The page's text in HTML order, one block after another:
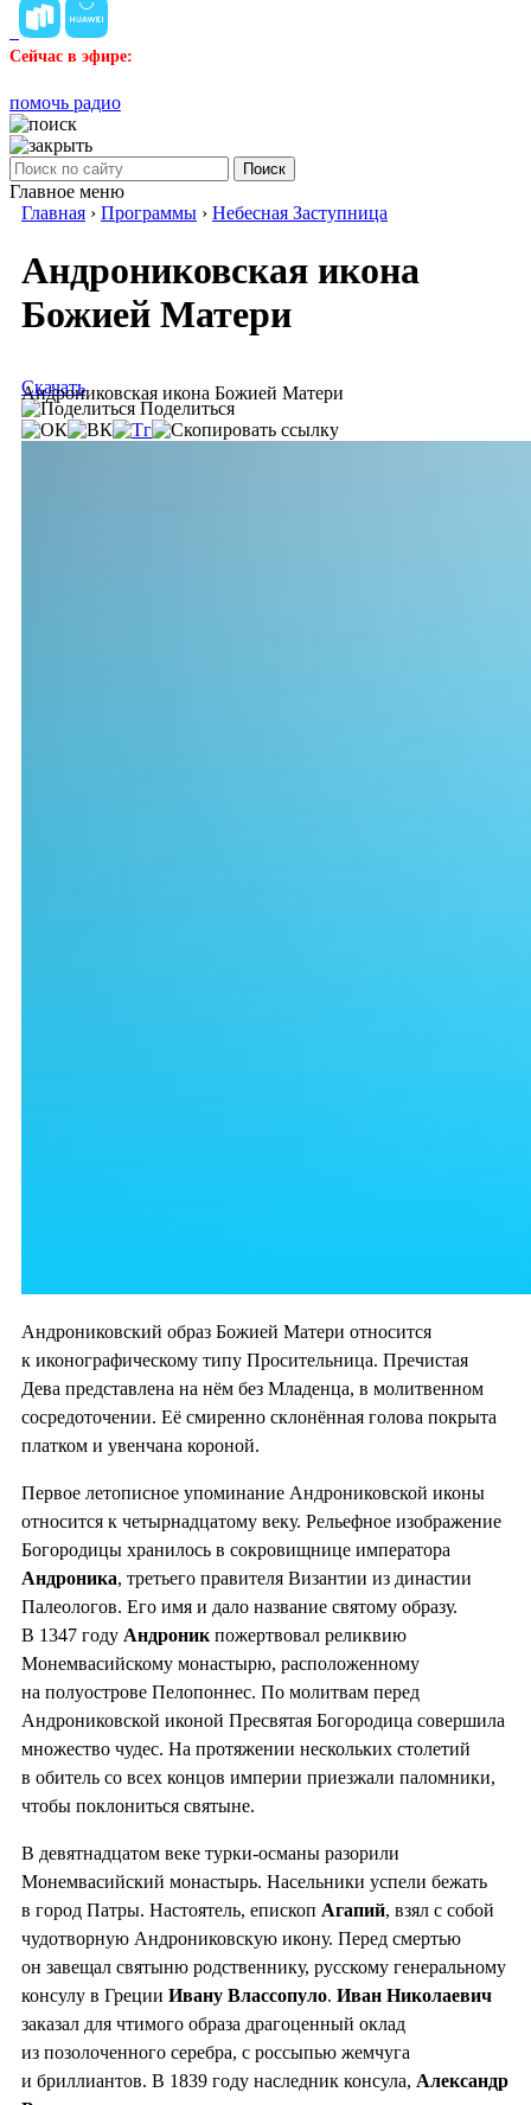
Сейчас в эфире:
помочь радио
Поиск
Главное меню
Главная › Программы › Небесная Заступница
Андрониковская икона
Божией Матери
Андрониковская икона Божией Матери
Скачать
Поделиться
Андрониковский образ Божией Матери относится
к иконографическому типу Просительница. Пречистая
Дева представлена на нём без Младенца, в молитвенном
сосредоточении. Её смиренно склонённая голова покрыта
платком и увенчана короной.
Первое летописное упоминание Андрониковской иконы
относится к четырнадцатому веку. Рельефное изображение
Богородицы хранилось в сокровищнице императора
Андроника, третьего правителя Византии из династии
Палеологов. Его имя и дало название святому образу.
В 1347 году Андроникпожертвовал реликвию
Монемвасийскому монастырю, расположенному
на полуострове Пелопоннес. По молитвам перед
Андрониковской иконой Пресвятая Богородица совершила
множество чудес. На протяжении нескольких столетий
в обитель со всех концов империи приезжали паломники,
чтобы поклониться святыне.
В девятнадцатом веке турки-османы разорили
Монемвасийский монастырь. Насельники успели бежать
в город Патры. Настоятель, епископ Агапий, взял с собой
чудотворную Андрониковскую икону. Перед смертью
он завещал святыню родственнику, русскому генеральному
консулу в Греции Ивану Влассопуло. Иван Николаевич
заказал для чтимого образа драгоценный оклад
из позолоченного серебра, с россыпью жемчуга
и бриллиантов. В 1839 году наследник консула, Александр